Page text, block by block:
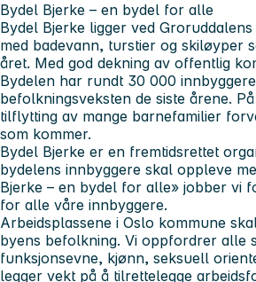
Bydel Bjerke – en bydel for alle
Bydel Bjerke ligger ved
med badevann, turstier og skiløyper
året. Med god dekning av offentlig
Bydelen har rundt 30 000
befolkningsveksten de siste årene.
tilflytting av mange barnefamilier
som kommer.
Bydel Bjerke er en fremtidsrettet
bydelens innbyggere skal oppleve
Bjerke – en bydel for alle» jobber vi
for alle våre innbyggere.
Arbeidsplassene i Oslo kommune
byens befolkning. Vi oppfordrer alle
funksjonsevne, kjønn, seksuell
legger vekt på å tilrettelegge